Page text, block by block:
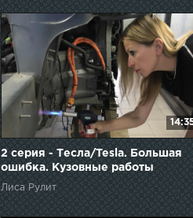
2 серия - Тесла/Tesla. Большая
ошибка. Кузовные работы
Лиса Рулит